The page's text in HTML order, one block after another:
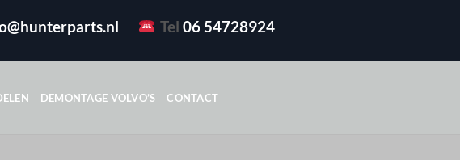
Tel 06 54728924
DEMONTAGE VOLVO’S CONTACT